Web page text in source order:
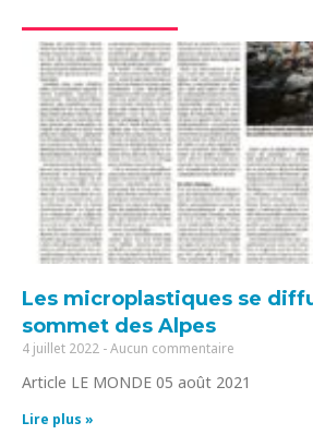
Les microplastiques se
sommet des Alpes
4 juillet 2022 Aucun commentaire
Article LE MONDE 05 août 2021
Lire plus »